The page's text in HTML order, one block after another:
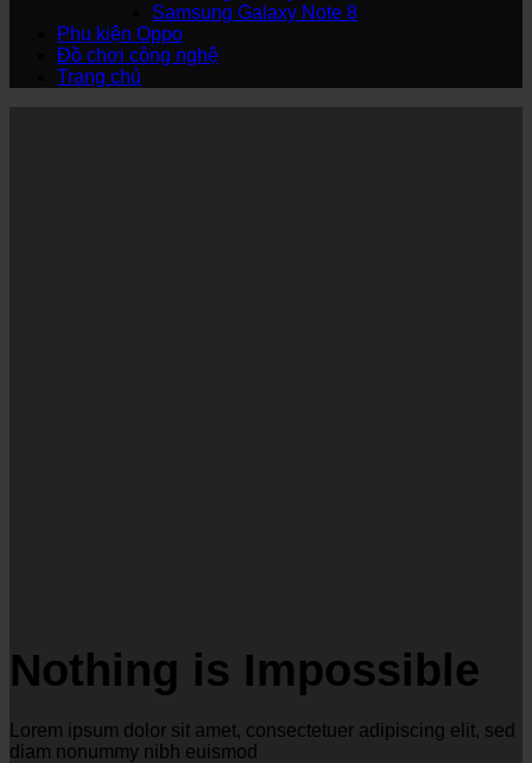
Samsung Galaxy Note 8
Phụ kiện Oppo
Đồ chơi công nghệ
Trang chủ
Nothing is Impossible
Lorem ipsum dolor sit amet, consectetuer adipiscing elit, sed
diam nonummy nibh euismod